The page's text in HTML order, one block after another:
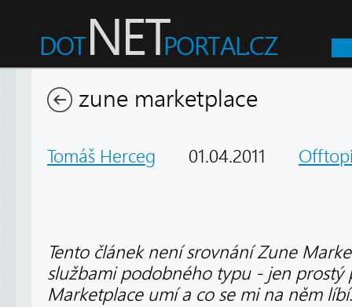
zune marketplace
Tomáš Herceg 01.04.2011
Tento článek není srovnání Zune
službami podobného typu - jen prostý
Marketplace umí a co se mi na něm líbí.